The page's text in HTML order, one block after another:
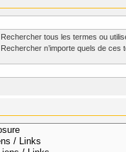
Rechercher tous les termes ou
Rechercher n’importe quels de ces